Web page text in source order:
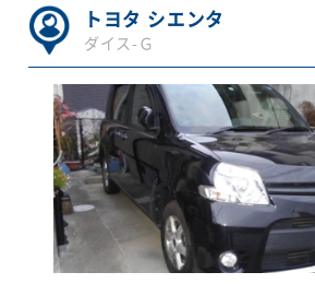
トヨタ シエンタ
ダイス-Ｇ